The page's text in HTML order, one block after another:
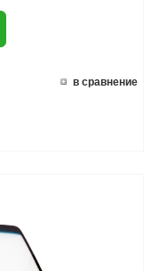
в сравнение